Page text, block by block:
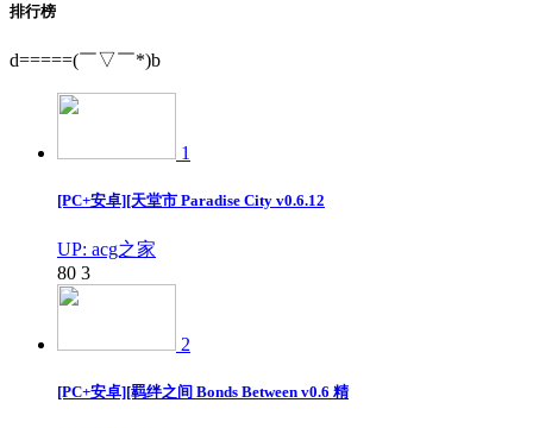
排行榜
d=====(￣▽￣*)b
1
[PC+安卓][天堂市 Paradise City v0.6.12
UP: acg之家
80 3
2
[PC+安卓][羁绊之间 Bonds Between v0.6 精